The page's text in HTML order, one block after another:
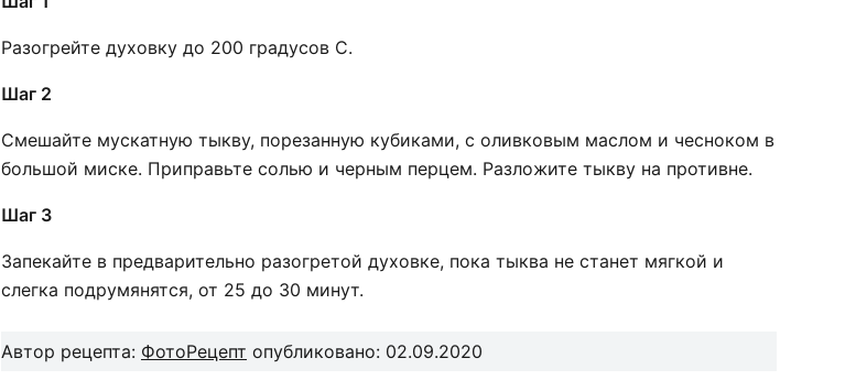
Разогрейте духовку до 200 градусов C.
Шаг 2
Смешайте мускатную тыкву, порезанную кубиками, с оливковым маслом и чесноком в
большой миске. Приправьте солью и черным перцем. Разложите тыкву на противне.
Шаг 3
Запекайте в предварительно разогретой духовке, пока тыква не станет мягкой и
слегка подрумянятся, от 25 до 30 минут.
Автор рецепта: ФотоРецепт опубликовано: 02.09.2020